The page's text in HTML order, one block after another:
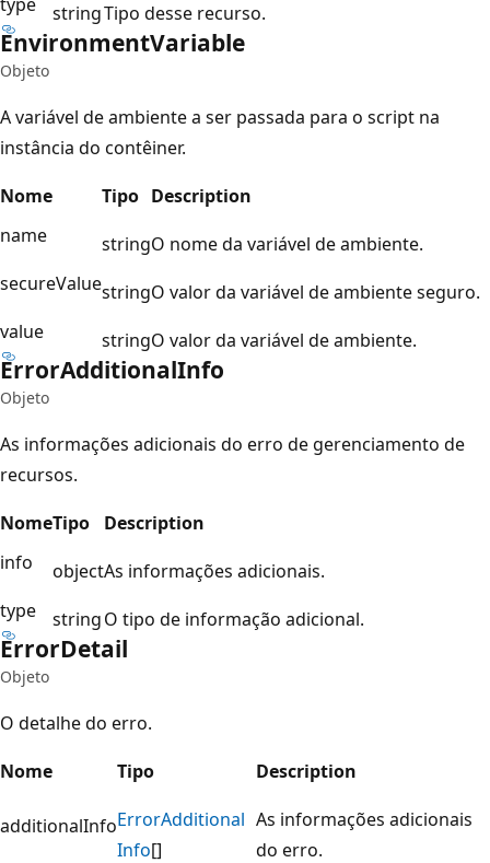
stringTipo desse recurso.
EnvironmentVariable
Objeto
A variável de ambiente a ser passada para o script na
instância do contêiner.
Nome
Tipo Description
name
stringO nome da variável de ambiente.
secureValuestringO valor da variável de ambiente seguro.
value
stringO valor da variável de ambiente.
ErrorAdditionalInfo
Objeto
As informações adicionais do erro de gerenciamento de
recursos.
NomeTipo
Description
info
objectAs informações adicionais.
type
stringO tipo de informação adicional.
ErrorDetail
Objeto
O detalhe do erro.
Nome
Tipo Description
additionalInfoErrorAdditional
Info[]
As informações adicionais
do erro.